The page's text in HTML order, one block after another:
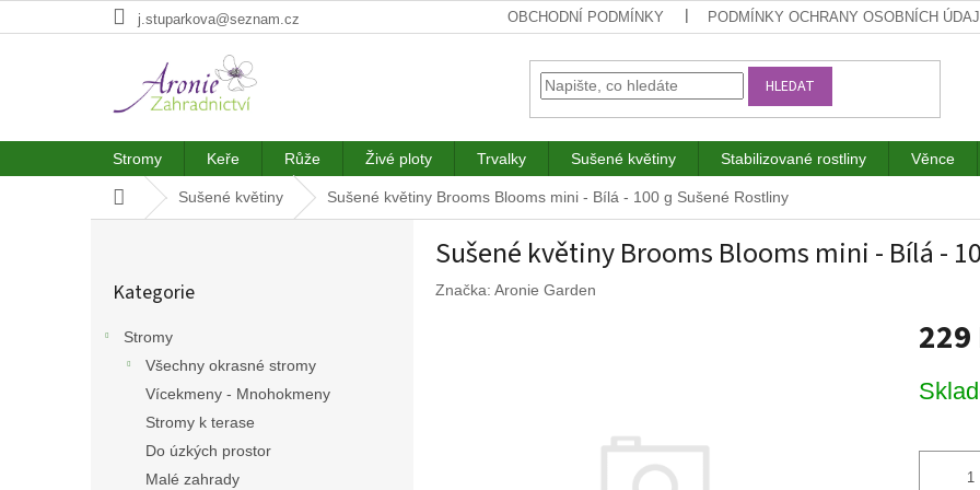
na
j.stuparkova@seznam.cz OBCHODNÍ PODMÍNKY PODMÍNKY OCHRANY OSOBNÍCH
HLEDAT
Stromy Keře Růže Živé ploty Trvalky Sušené květiny Stabilizované rostliny Věnce
Domů Sušené květiny Sušené květiny Brooms Blooms mini - Bílá - 100 g Sušené Rostliny
kategorie
Kategorie
Stromy
Všechny okrasné stromy
Vícekmeny - Mnohokmeny
Stromy k terase
Do úzkých prostor
Malé zahrady
Sušené květiny Brooms Blooms mini - Bílá -
Značka: Aronie Garden
229
cena: